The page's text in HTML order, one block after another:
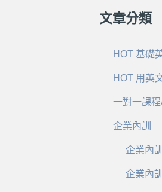
文章分類
HOT 基礎
HOT 用英
一對一課
企業內訓
企業內
企業內